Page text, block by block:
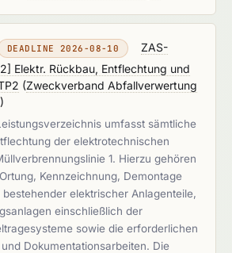
DEADLINE 2026-08-10
ZAS-
Elektr. Rückbau, Entflechtung und
(Zweckverband Abfallverwertung
)
umfasst sämtliche
der elektrotechnischen
1. Hierzu gehören
Kennzeichnung, Demontage
elektrischer Anlagenteile,
einschließlich der
sowie die erforderlichen
Dokumentationsarbeiten. Die